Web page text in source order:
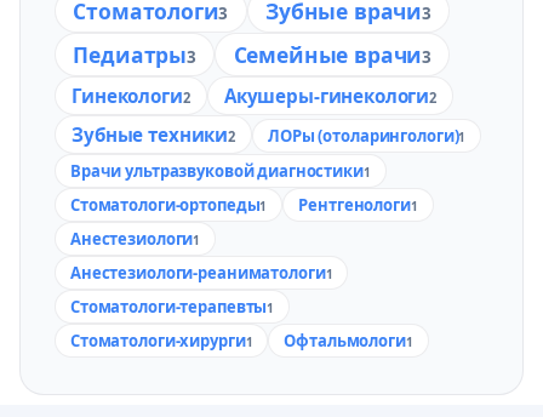
Стоматологи3 Зубные врачи3
Педиатры3 Семейные врачи3
Гинекологи2 Акушеры-гинекологи2
Зубные техники2 ЛОРы (отоларингологи)1
Врачи ультразвуковой диагностики1
Стоматологи-ортопеды1 Рентгенологи1
Анестезиологи1
Анестезиологи-реаниматологи1
Стоматологи-терапевты1
Стоматологи-хирурги1 Офтальмологи1